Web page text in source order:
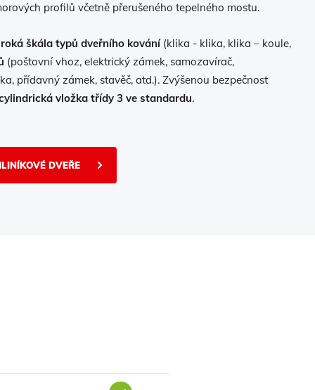
profilů včetně přerušeného tepelného mostu.
škála typů dveřního kování(klika - klika, klika – koule,
(poštovní vhoz, elektrický zámek, samozavírač,
přídavný zámek, stavěč, atd.). Zvýšenou bezpečnost
vložka třídy 3 ve standardu.
DVEŘE